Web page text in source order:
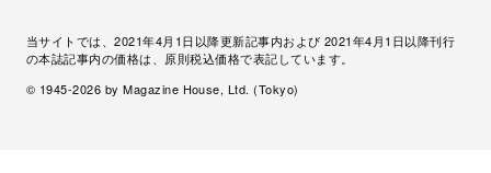
当サイトでは、2021年4月1日以降更新記事内および 2021年4月1日以降刊行
の本誌記事内の価格は、原則税込価格で表記しています。
© 1945-2026 by Magazine House, Ltd. (Tokyo)